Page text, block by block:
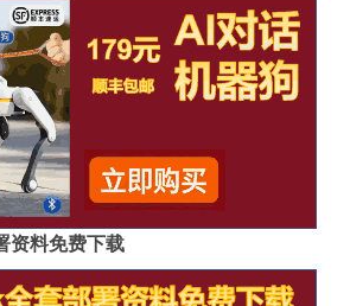
资料免费下载